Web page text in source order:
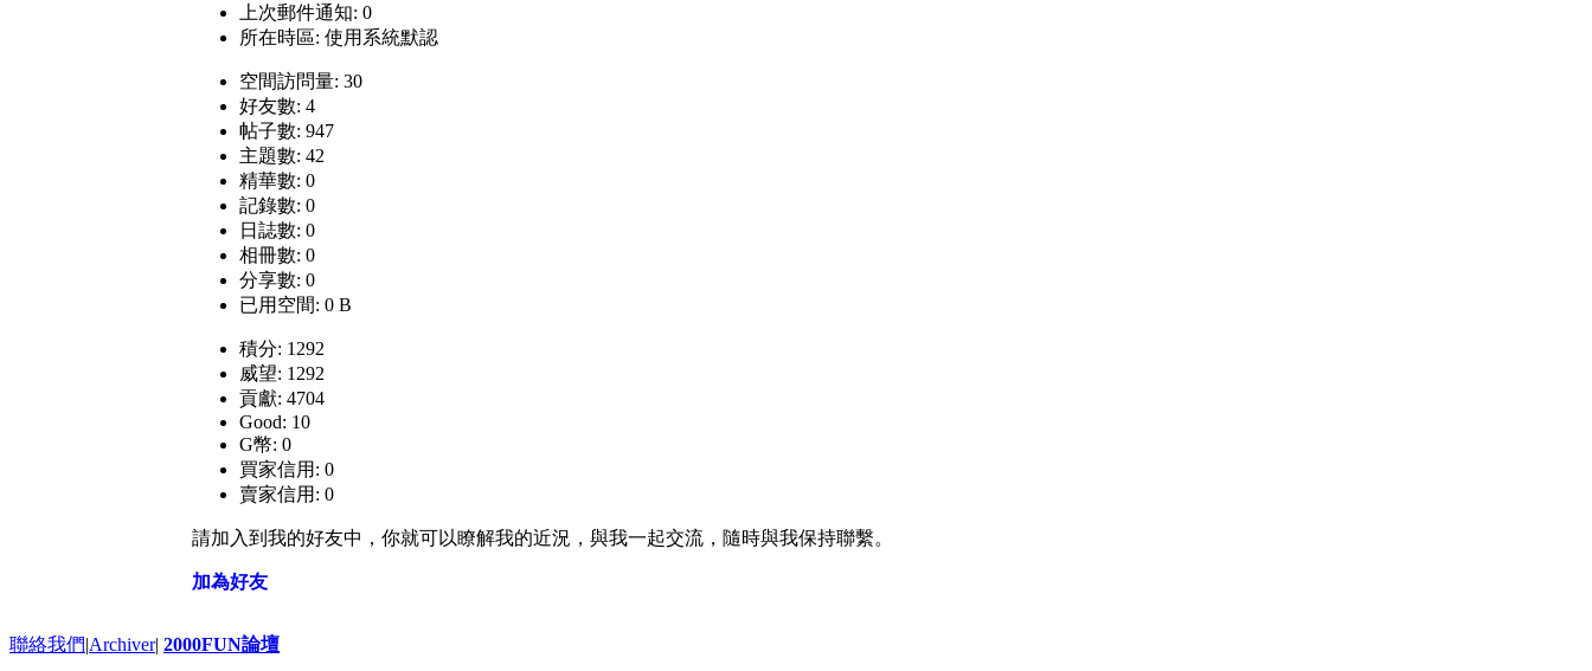
上次郵件通知: 0
所在時區: 使用系統默認
空間訪問量: 30
好友數: 4
帖子數: 947
主題數: 42
精華數: 0
記錄數: 0
日誌數: 0
相冊數: 0
分享數: 0
已用空間: 0 B
積分: 1292
威望: 1292
貢獻: 4704
Good: 10
G幣: 0
買家信用: 0
賣家信用: 0
請加入到我的好友中，你就可以瞭解我的近況，與我一起交流，隨時與我保持聯繫。
加為好友
聯絡我們|Archiver| 2000FUN論壇